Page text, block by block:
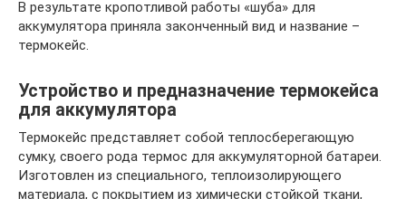
В результате кропотливой работы «шуба» для
аккумулятора приняла законченный вид и название –
термокейс.
Устройство и предназначение термокейса
для аккумулятора
Термокейс представляет собой теплосберегающую
сумку, своего рода термос для аккумуляторной батареи.
Изготовлен из специального, теплоизолирующего
материала, с покрытием из химически стойкой ткани,